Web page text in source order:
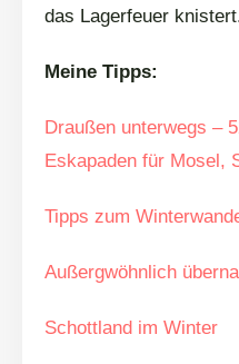
das Lagerfeuer
Meine Tipps:
Draußen unterwegs –
Eskapaden für Mosel,
Tipps zum
Außergwöhnlich
Schottland im Winter